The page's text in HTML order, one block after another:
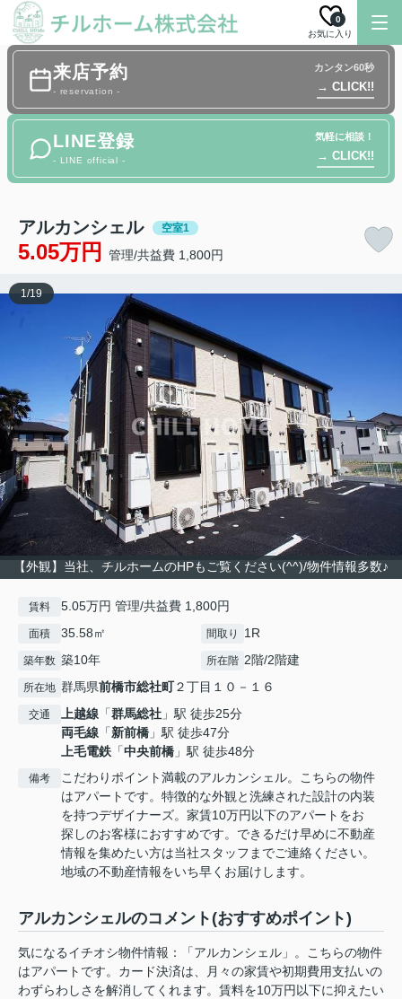
お気に入り
0
来店予約
- reservation -
カンタン60秒
→ CLICK!!
LINE登録
- LINE official -
気軽に相談！
→ CLICK!!
アルカンシェル 空室1
5.05万円 管理/共益費 1,800円
【外観】当社、チルホームのHPもご覧ください(^^)/物件情報多数♪
1/19
賃料 5.05万円 管理/共益費 1,800円
面積 35.58㎡ 間取り 1R
築年数 築10年 所在階 2階/2階建
所在地 群馬県前橋市総社町２丁目１０－１６
交通 上越線 「群馬総社 」駅 徒歩25分
両毛線 「新前橋 」駅 徒歩47分
上毛電鉄 「中央前橋 」駅 徒歩48分
備考
こだわりポイント満載のアルカンシェル。こちらの物件
はアパートです。特徴的な外観と洗練された設計の内装
を持つデザイナーズ。家賃10万円以下のアパートをお
探しのお客様におすすめです。できるだけ早めに不動産
情報を集めたい方は当社スタッフまでご連絡ください。
地域の不動産情報をいち早くお届けします。
アルカンシェルのコメント(おすすめポイント)
気になるイチオシ物件情報：「アルカンシェル」。こちらの物件
はアパートです。カード決済は、月々の家賃や初期費用支払いの
わずらわしさを解消してくれます。賃料を10万円以下に抑えたい